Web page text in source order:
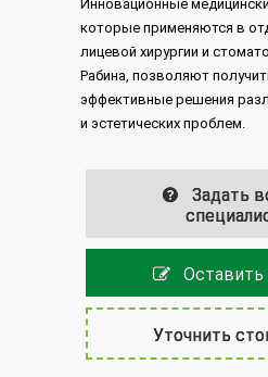
Инновационные
которые применяются в
лицевой хирургии и
Рабина, позволяют
эффективные решения
и эстетических проблем.
Задать
Оставить
Уточнить